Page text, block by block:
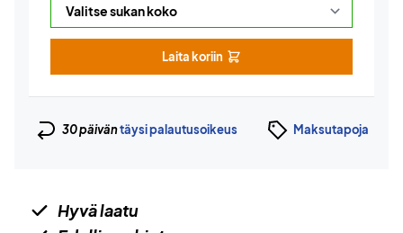
Laita koriin
30 päiväntäysi palautusoikeus Maksutapoja
Hyvä laatu